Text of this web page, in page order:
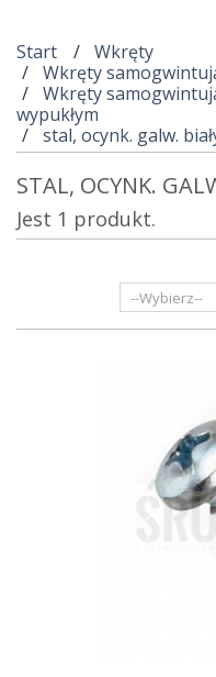
Start
Wkręty
Wkręty
Wkręty
wypukłym
stal, ocynk. galw.
STAL, OCYNK.
Jest 1 produkt.